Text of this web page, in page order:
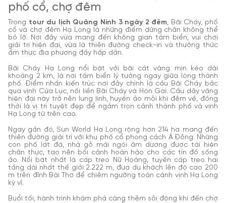
phố cổ, chợ đêm
Trong tour du lịch Quảng Ninh 3 ngày 2 đêm, Bãi Cháy, phố
cổ và chợ đêm Hạ Long là những điểm dừng chân không thể
bỏ lỡ. Nơi đây vừa mang đến không gian tắm biển, vui chơi
giải trí hiện đại, vừa là thiên đường check-in và thưởng thức
ẩm thực địa phương đầy hấp dẫn.
Bãi Cháy Hạ Long nổi bật với bãi cát vàng mịn kéo dài
khoảng 2 km, là nơi tắm biển lý tưởng ngay giữa lòng thành
phố. Điểm nhấn kiến trúc nơi đây chính là cầu Bãi Cháy bắc
qua vịnh Cửa Lục, nối liền Bãi Cháy và Hòn Gai. Cầu dây văng
hiện đại này trở nên lung linh, huyền ảo mỗi khi đêm về, đồng
thời là vị trí tuyệt đẹp để ngắm trọn cảnh thành phố và vịnh
Hạ Long từ trên cao.
Ngay gần đó, Sun World Ha Long rộng hơn 214 ha mang đến
thiên đường giải trí với khu phố cổ phong cách Á Đông. Những
con phố lát đá, nhà gỗ mái ngói âm dương được tái hiện
chân thực, tạo nên bối cảnh hoàn hảo cho các tín đồ sống
ảo. Nổi bật nhất là cáp treo Nữ Hoàng, tuyến cáp treo hai
tầng dài nhất thế giới 2.222 m, đưa du khách lên độ cao 200
m trên đỉnh Bài Thơ để chiêm ngưỡng toàn cảnh vịnh Hạ Long
kỳ vĩ.
Buổi tối, hành trình khám phá càng thêm sôi động khi đến chợ